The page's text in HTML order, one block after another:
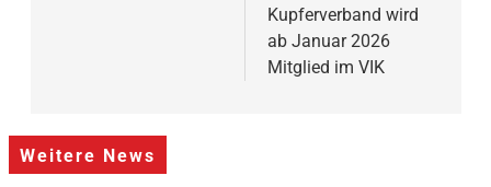
Kupferverband wird
ab Januar 2026
Mitglied im VIK
Weitere News